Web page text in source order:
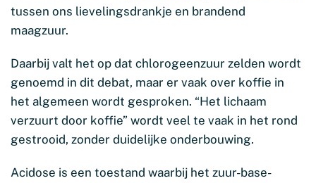
tussen ons lievelingsdrankje en brandend
maagzuur.
Daarbij valt het op dat chlorogeenzuur zelden wordt
genoemd in dit debat, maar er vaak over koffie in
het algemeen wordt gesproken. “Het lichaam
verzuurt door koffie” wordt veel te vaak in het rond
gestrooid, zonder duidelijke onderbouwing.
Acidose is een toestand waarbij het zuur-base-